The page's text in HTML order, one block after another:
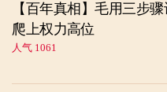
【百年真相】毛用三步
爬上权力高位
人气 1061